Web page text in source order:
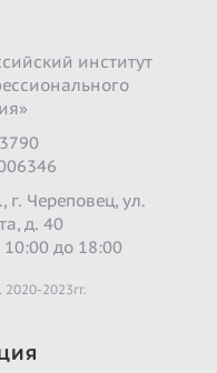
институт
г. Череповец, ул.
д. 40
до 18:00
2023гг.